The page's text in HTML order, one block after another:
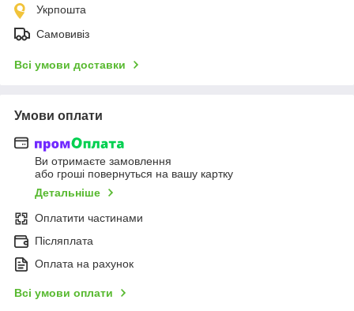
Укрпошта
Самовивіз
Всі умови доставки
Умови оплати
Ви отримаєте замовлення
або гроші повернуться на вашу картку
Детальніше
Оплатити частинами
Післяплата
Оплата на рахунок
Всі умови оплати